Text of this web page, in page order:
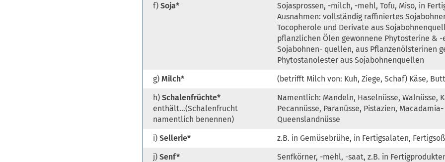
f) Soja*
Sojasprossen, -milch, -mehl, Tofu, Miso, in
Ausnahmen: vollständig raffiniertes
Tocopherole und Derivate aus
pflanzlichen Ölen gewonnene Phytosterine & -
Sojabohnen- quellen, aus Pflanzenölsterinen
Phytostanolester aus Sojabohnenquellen
g) Milch*
(betrifft Milch von: Kuh, Ziege, Schaf) Käse,
h) Schalenfrüchte*
enthält…(Schalenfrucht
namentlich benennen)
Namentlich: Mandeln, Haselnüsse, Walnüsse,
Pecannüsse, Paranüsse, Pistazien,
Queenslandnüsse
i) Sellerie*
z.B. in Gemüsebrühe, in Fertigsalaten,
j) Senf*
Senfkörner, -mehl, -saat, z.B. in